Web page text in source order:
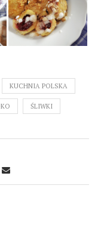
KUCHNIA POLSKA
ŚLIWKI